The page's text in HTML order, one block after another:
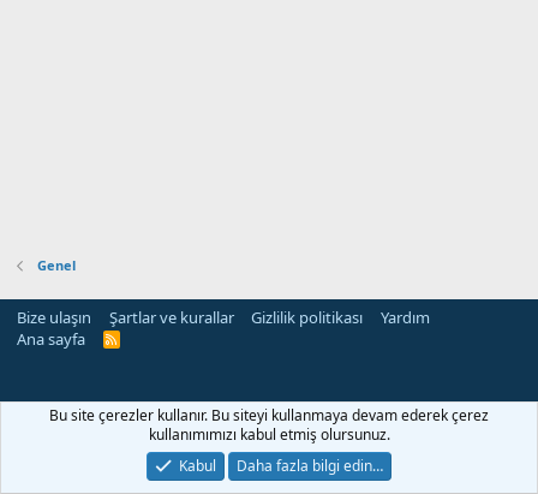
Genel
Bize ulaşın Şartlar ve kurallar Gizlilik politikası
Yardım
Ana sayfa
R
Bu site çerezler kullanır. Bu siteyi kullanmaya devam ederek çerez
kullanımımızı kabul etmiş olursunuz.
Kabul
Daha fazla bilgi edin…